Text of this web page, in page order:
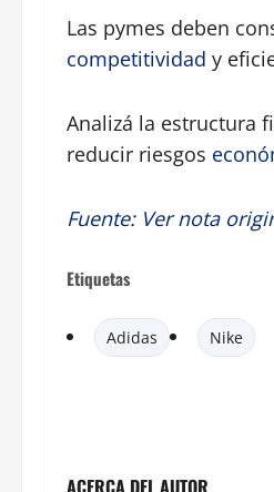
Las pymes deben
competitividad y
Analizá la estructura
reducir riesgos
Fuente: Ver nota
Etiquetas
Adidas Nike
ACERCA DEL AUTOR